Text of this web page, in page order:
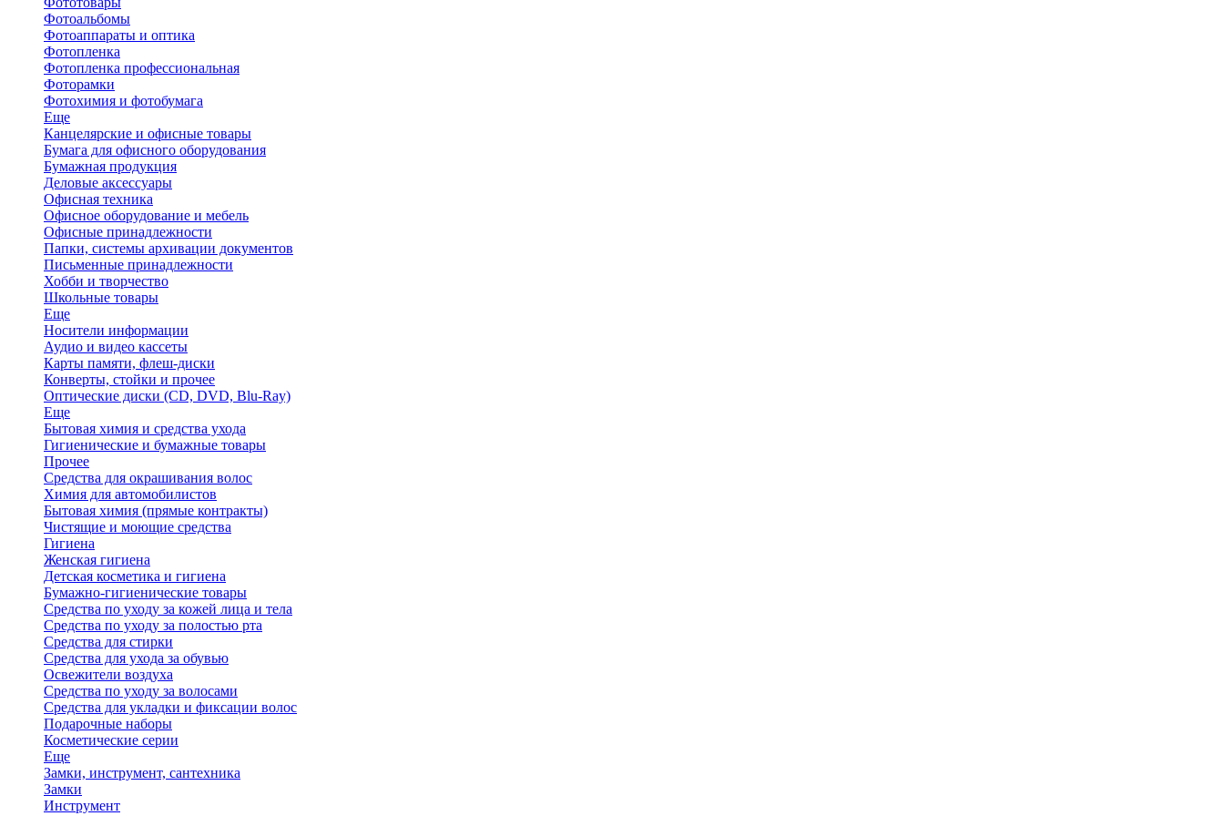
Фотоальбомы
Фотоаппараты и оптика
Фотопленка
Фотопленка профессиональная
Фоторамки
Фотохимия и фотобумага
Еще
Канцелярские и офисные товары
Бумага для офисного оборудования
Бумажная продукция
Деловые аксессуары
Офисная техника
Офисное оборудование и мебель
Офисные принадлежности
Папки, системы архивации документов
Письменные принадлежности
Хобби и творчество
Школьные товары
Еще
Носители информации
Аудио и видео кассеты
Карты памяти, флеш-диски
Конверты, стойки и прочее
Оптические диски (CD, DVD, Blu-Ray)
Еще
Бытовая химия и средства ухода
Гигиенические и бумажные товары
Прочее
Средства для окрашивания волос
Химия для автомобилистов
Бытовая химия (прямые контракты)
Чистящие и моющие средства
Гигиена
Женская гигиена
Детская косметика и гигиена
Бумажно-гигиенические товары
Средства по уходу за кожей лица и тела
Средства по уходу за полостью рта
Средства для стирки
Средства для ухода за обувью
Освежители воздуха
Средства по уходу за волосами
Средства для укладки и фиксации волос
Подарочные наборы
Косметические серии
Еще
Замки, инструмент, сантехника
Замки
Инструмент